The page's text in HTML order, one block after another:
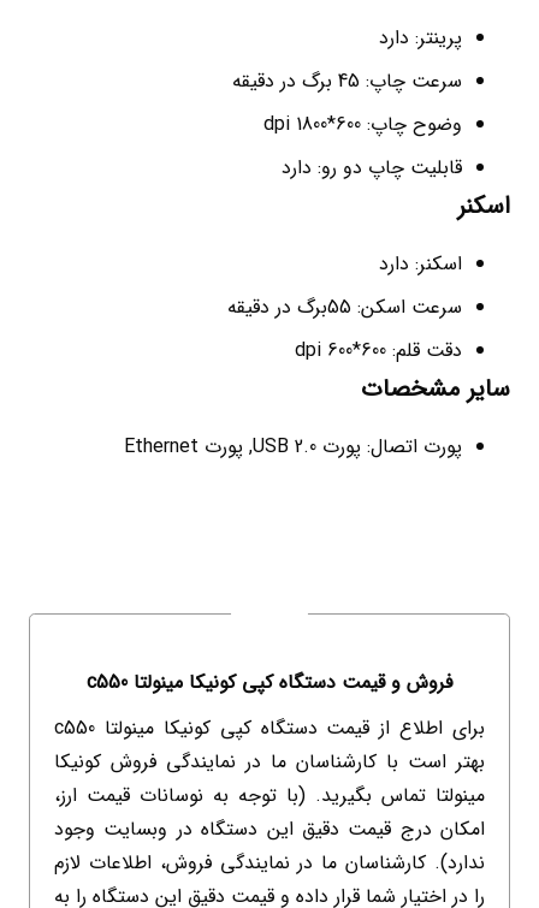
پرینتر: دارد
سرعت چاپ: 45 برگ در دقیقه
وضوح چاپ: 600*1800 dpi
قابلیت چاپ دو رو: دارد
اسکنر
اسکنر: دارد
سرعت اسکن: 55برگ در دقیقه
دقت قلم: 600*600 dpi
سایر مشخصات
پورت اتصال: پورت USB 2.0, پورت Ethernet
فروش و قیمت دستگاه کپی کونیکا مینولتا c550
برای اطلاع از قیمت دستگاه کپی کونیکا مینولتا c550
بهتر است با کارشناسان ما در نمایندگی فروش کونیکا
مینولتا تماس بگیرید. (با توجه به نوسانات قیمت ارز،
امکان درج قیمت دقیق این دستگاه در وبسایت وجود
ندارد). کارشناسان ما در نمایندگی فروش، اطلاعات لازم
را در اختیار شما قرار داده و قیمت دقیق این دستگاه را به